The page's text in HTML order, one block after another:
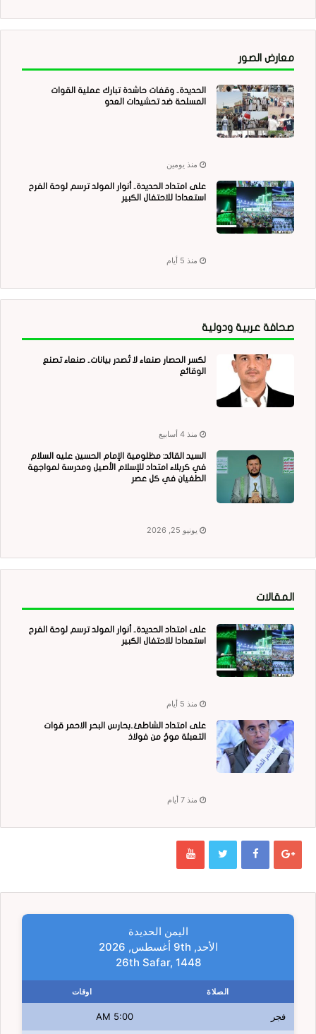
معارض الصور
الحديدة.. وقفات حاشدة تبارك عملية القوات
المسلحة ضد تحشيدات العدو
منذ يومين
على امتداد الحديدة.. أنوار المولد ترسم لوحة الفرح
استعدادا للاحتفال الكبير
منذ 5 أيام
صحافة عربية ودولية
لكسر الحصار صنعاء لا تُصدر بيانات.. صنعاء تصنع
الوقائع
منذ 4 أسابيع
السيد القائد: مظلومية الإمام الحسين عليه السلام
في كربلاء امتداد للإسلام الأصيل ومدرسة لمواجهة
الطغيان في كل عصر
يونيو 25, 2026
المقالات
على امتداد الحديدة.. أنوار المولد ترسم لوحة الفرح
استعدادا للاحتفال الكبير
منذ 5 أيام
على امتداد الشاطئ..بحارس البحر الاحمر قوات
التعبئة موجٌ من فولاذ
منذ 7 أيام
اليمن الحديدة
الأحد, 9th أغسطس, 2026
26th Safar, 1448
الصلاة اوقات
فجر 5:00 AM